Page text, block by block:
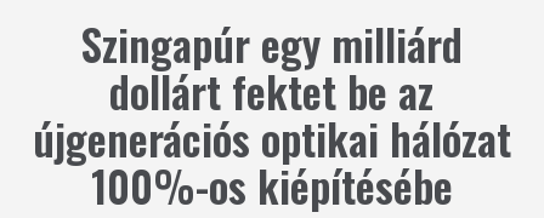
Szingapúr egy milliárd
dollárt fektet be az
újgenerációs optikai hálózat
100%-os kiépítésébe